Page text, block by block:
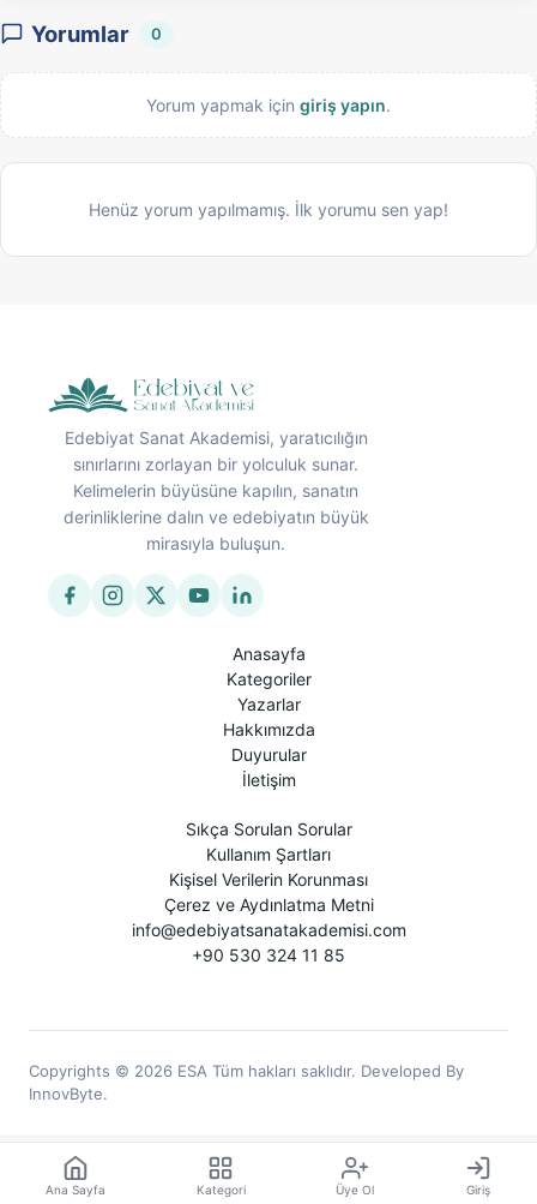
Yorumlar 0
Yorum yapmak için giriş yapın.
Henüz yorum yapılmamış. İlk yorumu sen yap!
Edebiyat Sanat Akademisi, yaratıcılığın
sınırlarını zorlayan bir yolculuk sunar.
Kelimelerin büyüsüne kapılın, sanatın
derinliklerine dalın ve edebiyatın büyük
mirasıyla buluşun.
Anasayfa
Kategoriler
Yazarlar
Hakkımızda
Duyurular
İletişim
Sıkça Sorulan Sorular
Kullanım Şartları
Kişisel Verilerin Korunması
Çerez ve Aydınlatma Metni
info@edebiyatsanatakademisi.com
+90 530 324 11 85
Copyrights © 2026 ESA Tüm hakları saklıdır. Developed By
InnovByte.
Ana Sayfa Kategori Üye Ol Giriş